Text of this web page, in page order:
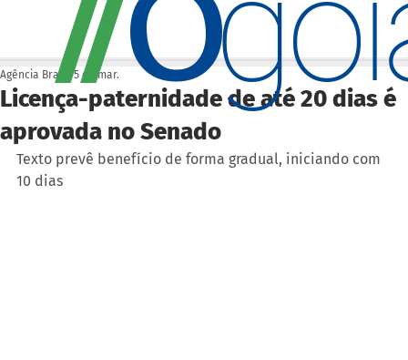
Licença-paternidade de até 20 dias é
aprovada no Senado
Agência Brasil 5 de mar.
Texto prevê benefício de forma gradual, iniciando com
10 dias